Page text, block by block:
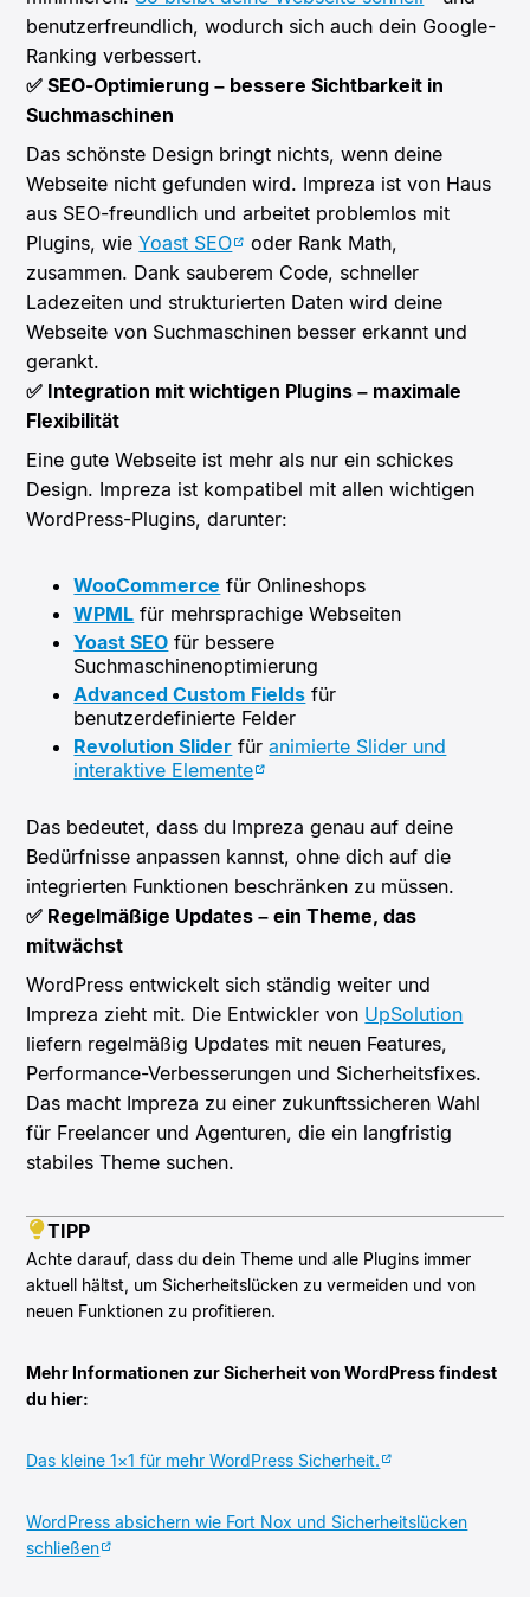
benutzerfreundlich, wodurch sich auch dein Google-
Ranking verbessert.
✅ SEO-Optimierung – bessere Sichtbarkeit in
Suchmaschinen
Das schönste Design bringt nichts, wenn deine
Webseite nicht gefunden wird. Impreza ist von Haus
aus SEO-freundlich und arbeitet problemlos mit
Plugins, wieYoast SEO
oder Rank Math,
zusammen. Dank sauberem Code, schneller
Ladezeiten und strukturierten Daten wird deine
Webseite von Suchmaschinen besser erkannt und
gerankt.
✅ Integration mit wichtigen Plugins – maximale
Flexibilität
Eine gute Webseite ist mehr als nur ein schickes
Design. Impreza ist kompatibel mit allen wichtigen
WordPress-Plugins, darunter:
WooCommerce für Onlineshops
WPML für mehrsprachige Webseiten
Yoast SEO für bessere
Suchmaschinenoptimierung
Advanced Custom Fields für
benutzerdefinierte Felder
Revolution Slider füranimierte Slider und
interaktive Elemente
Das bedeutet, dass du Impreza genau auf deine
Bedürfnisse anpassen kannst, ohne dich auf die
integrierten Funktionen beschränken zu müssen.
✅ Regelmäßige Updates – ein Theme, das
mitwächst
WordPress entwickelt sich ständig weiter und
Impreza zieht mit. Die Entwickler von UpSolution
liefern regelmäßig Updates mit neuen Features,
Performance-Verbesserungen und Sicherheitsfixes.
Das macht Impreza zu einer zukunftssicheren Wahl
für Freelancer und Agenturen, die ein langfristig
stabiles Theme suchen.
TIPP
Achte darauf, dass du dein Theme und alle Plugins immer
aktuell hältst, um Sicherheitslücken zu vermeiden und von
neuen Funktionen zu profitieren.
Mehr Informationen zur Sicherheit von WordPress findest
du hier:
Das kleine 1×1 für mehr WordPress Sicherheit.
WordPress absichern wie Fort Nox und Sicherheitslücken
schließen